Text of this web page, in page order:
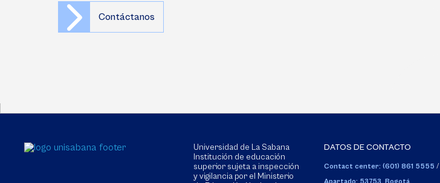
Contáctanos
Universidad de La Sabana
Institución de educación
superior sujeta a inspección
y vigilancia por el Ministerio
DATOS DE CONTACTO
Contact center: (601) 861 5555 /